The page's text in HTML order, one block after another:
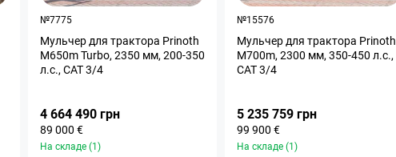
№7775
Мульчер для трактора Prinoth
M650m Turbo, 2350 мм, 200-350
л.с., CAT 3/4
4 664 490 грн
89 000 €
На складе (1)
№15576
Мульчер для трактора Prinoth
M700m, 2300 мм, 350-450 л.с.,
CAT 3/4
5 235 759 грн
99 900 €
На складе (1)